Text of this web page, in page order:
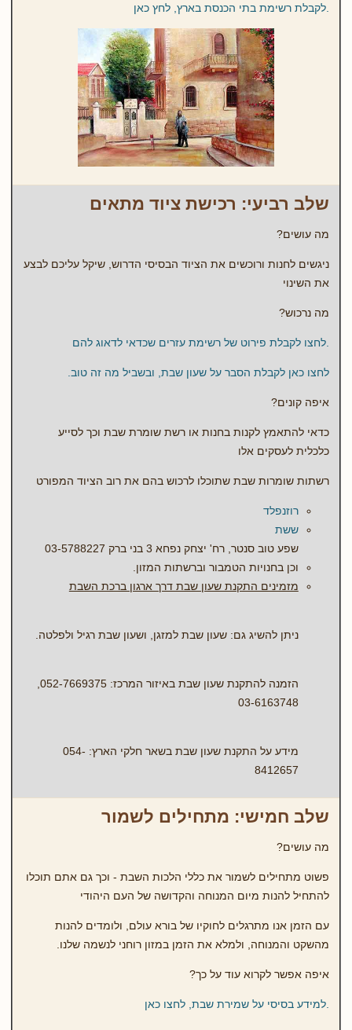
.לקבלת רשימת בתי הכנסת בארץ, לחץ כאן
שלב רביעי: רכישת ציוד מתאים
מה עושים?
ניגשים לחנות ורוכשים את הציוד הבסיסי הדרוש, שיקל עליכם לבצע
את השינוי
מה נרכוש?
.לחצו לקבלת פירוט של רשימת עזרים שכדאי לדאוג להם
לחצו כאן לקבלת הסבר על שעון שבת, ובשביל מה זה טוב.
איפה קונים?
כדאי להתאמץ לקנות בחנות או רשת שומרת שבת וכך לסייע
כלכלית לעסקים אלו
רשתות שומרות שבת שתוכלו לרכוש בהם את רוב הציוד המפורט
רוזנפלד
ששת
שפע טוב סנטר, רח' יצחק נפחא 3 בני ברק 03-5788227
וכן בחנויות הטמבור וברשתות המזון.
מזמינים התקנת שעון שבת דרך ארגון ברכת השבת
ניתן להשיג גם: שעון שבת למזגן, ושעון שבת רגיל ולפלטה.
03-6163748
מידע על התקנת שעון שבת בשאר חלקי הארץ: 054-
8412657
שלב חמישי: מתחילים לשמור
מה עושים?
פשוט מתחילים לשמור את כללי הלכות השבת - וכך גם אתם תוכלו
להתחיל להנות מיום המנוחה והקדושה של העם היהודי
עם הזמן אנו מתרגלים לחוקיו של בורא עולם, ולומדים להנות
מהשקט והמנוחה, ולמלא את הזמן במזון רוחני לנשמה שלנו.
איפה אפשר לקרוא עוד על כך?
.למידע בסיסי על שמירת שבת, לחצו כאן